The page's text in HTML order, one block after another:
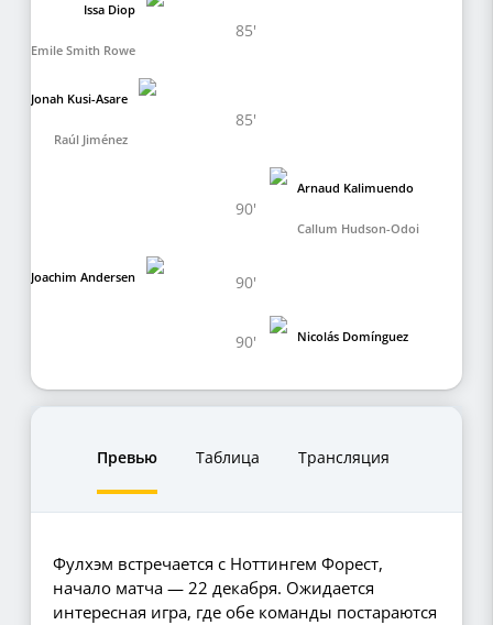
Emile Smith Rowe
Issa Diop
85'
Raúl Jiménez
Jonah Kusi-Asare
85'
90'
Arnaud Kalimuendo
Callum Hudson-Odoi
Joachim Andersen 90'
90' Nicolás Domínguez
Превью Таблица Трансляция
Фулхэм встречается с Ноттингем Форест,
начало матча — 22 декабря. Ожидается
интересная игра, где обе команды постараются